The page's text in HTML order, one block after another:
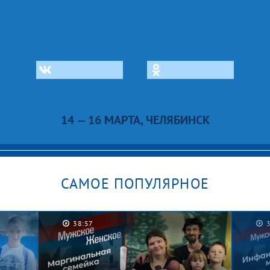
14 — 16 МАРТА, ЧЕЛЯБИНСК
САМОЕ ПОПУЛЯРНОЕ
38:57